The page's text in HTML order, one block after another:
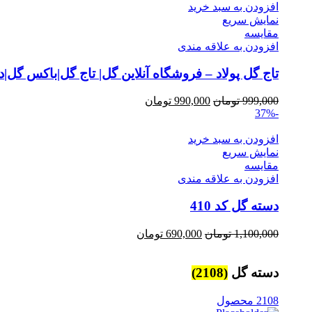
1,100,000 تومان.افزودن به سبد خرید
نمایش سریع
مقايسه
افزودن به علاقه مندی
تاج گل پولاد – فروشگاه آنلاین گل| تاج گل|باکس
999,000 تومان Original
999,000 تومان.
990,000 تومان
-37%
افزودن به سبد خرید
نمایش سریع
مقايسه
افزودن به علاقه مندی
دسته گل کد 410
1,100,000 تومان Original
1,100,000 تومان.
690,000 تومان
دسته گل (2108)
2108 محصول